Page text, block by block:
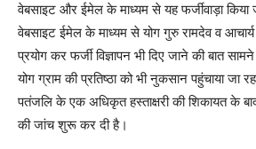
वेबसाइट और ईमेल के माध्यम से यह फर्जीवाड़ा किया
वेबसाइट ईमेल के माध्यम से योग गुरु रामदेव व
प्रयोग कर फर्जी विज्ञापन भी दिए जाने की बात
योग ग्राम की प्रतिष्ठा को भी नुकसान पहुंचाया जा
पतंजलि के एक अधिकृत हस्ताक्षरी की शिकायत के
की जांच शुरू कर दी है।